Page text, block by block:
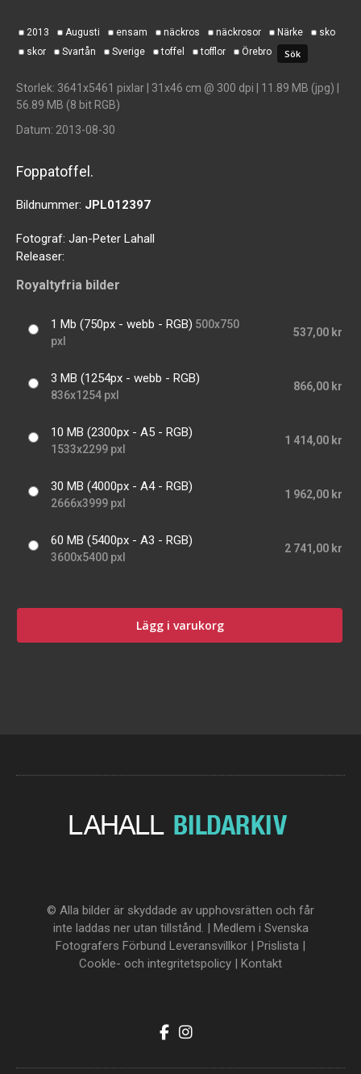
2013 Augusti ensam näckros näckrosor Närke
sko
skor
Svartån Sverige toffel tofflor Örebro
Storlek: 3641x5461 pixlar | 31x46 cm @ 300 dpi | 11.89 MB (jpg) |
56.89 MB (8 bit RGB)
Datum: 2013-08-30
Foppatoffel.
Bildnummer: JPL012397
Fotograf: Jan-Peter Lahall
Releaser:
Royaltyfria bilder
1 Mb (750px - webb - RGB) 500x750
pxl
537,00 kr
3 MB (1254px - webb - RGB)
836x1254 pxl
866,00 kr
10 MB (2300px - A5 - RGB)
1533x2299 pxl
1 414,00 kr
30 MB (4000px - A4 - RGB)
2666x3999 pxl
1 962,00 kr
60 MB (5400px - A3 - RGB)
3600x5400 pxl
2 741,00 kr
Lägg i varukorg
© Alla bilder är skyddade av upphovsrätten och får
inte laddas ner utan tillstånd. | Medlem i Svenska
Fotografers Förbund Leveransvillkor | Prislista |
Cookle- och integritetspolicy | Kontakt